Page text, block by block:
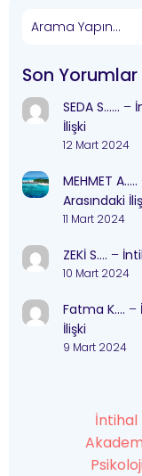
Son Yorumlar
SEDA S…… –
İlişki
12 Mart 2024
MEHMET A…..
Arasındaki
11 Mart 2024
ZEKİ S…. –
10 Mart 2024
Fatma K…. –
İlişki
9 Mart 2024
İntihal